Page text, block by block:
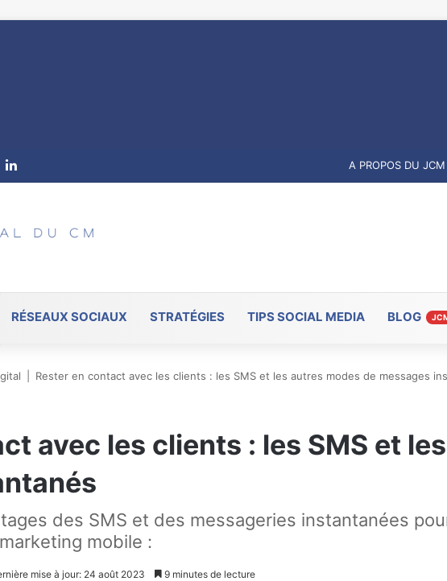
Linkedin A PROPOS DU JCM
RÉSEAUX SOCIAUX STRATÉGIES TIPS SOCIAL MEDIA BLOG
Rester en contact avec les clients : les SMS et les autres modes de messages
avec les clients : les SMS et
des SMS et des messageries instantanées
mobile :
mise à jour: 24 août 2023 9 minutes de lecture